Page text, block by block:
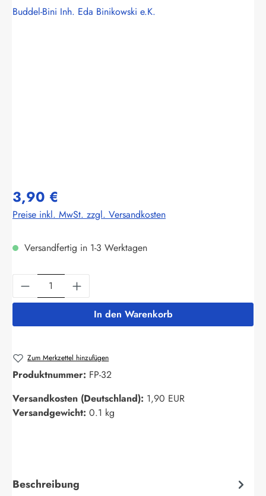
Buddel-Bini Inh. Eda Binikowski e.K.
3,90 €
Preise inkl. MwSt. zzgl. Versandkosten
Versandfertig in 1-3 Werktagen
Produkt Anzahl: Gib den gewünschten
In den Warenkorb
Zum Merkzettel hinzufügen
Produktnummer: FP-32
Versandkosten (Deutschland): 1,90 EUR
Versandgewicht: 0.1 kg
Beschreibung